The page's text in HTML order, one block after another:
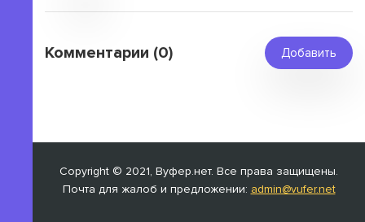
Комментарии (0) Добавить
Copyright © 2021, Вуфер.нет. Все права защищены.
Почта для жалоб и предложении: admin@vufer.net